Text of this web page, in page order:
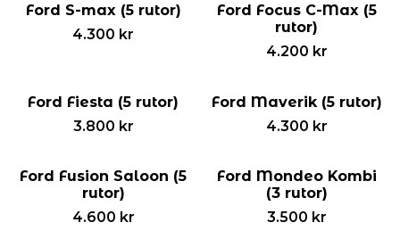
Ford S-max (5 rutor)
4.300 kr
Ford Focus C-Max (5
rutor)
4.200 kr
Ford Fiesta (5 rutor)
3.800 kr
Ford Maverik (5 rutor)
4.300 kr
Ford Fusion Saloon (5
rutor)
4.600 kr
Ford Mondeo Kombi
(3 rutor)
3.500 kr